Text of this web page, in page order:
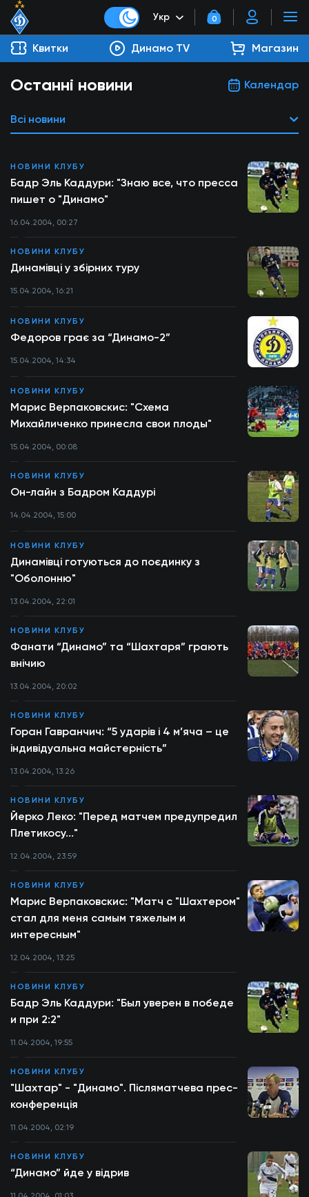
Укр 0
Квитки Динамо TV Магазин
Останні новини
Всі новини
Календар
НОВИНИ КЛУБУ
Бадр Эль Каддури: "Знаю все, что пресса
пишет о "Динамо"
16.04.2004, 00:27
НОВИНИ КЛУБУ
Динамівці у збірних туру
15.04.2004, 16:21
НОВИНИ КЛУБУ
Федоров грає за “Динамо-2”
15.04.2004, 14:34
НОВИНИ КЛУБУ
Марис Верпаковскис: "Схема
Михайличенко принесла свои плоды"
15.04.2004, 00:08
НОВИНИ КЛУБУ
Он-лайн з Бадром Каддурі
14.04.2004, 15:00
НОВИНИ КЛУБУ
Динамівці готуються до поєдинку з
"Оболонню"
13.04.2004, 22:01
НОВИНИ КЛУБУ
Фанати “Динамо” та “Шахтаря” грають
внічию
13.04.2004, 20:02
НОВИНИ КЛУБУ
Горан Гавранчич: “5 ударів і 4 м’яча – це
індивідуальна майстерність”
13.04.2004, 13:26
НОВИНИ КЛУБУ
Йерко Леко: "Перед матчем предупредил
Плетикосу..."
12.04.2004, 23:59
НОВИНИ КЛУБУ
Марис Верпаковскис: "Матч с "Шахтером"
стал для меня самым тяжелым и
интересным"
12.04.2004, 13:25
НОВИНИ КЛУБУ
Бадр Эль Каддури: "Был уверен в победе
и при 2:2"
11.04.2004, 19:55
НОВИНИ КЛУБУ
"Шахтар" - "Динамо". Післяматчева прес-
конференція
11.04.2004, 02:19
НОВИНИ КЛУБУ
“Динамо” йде у відрив